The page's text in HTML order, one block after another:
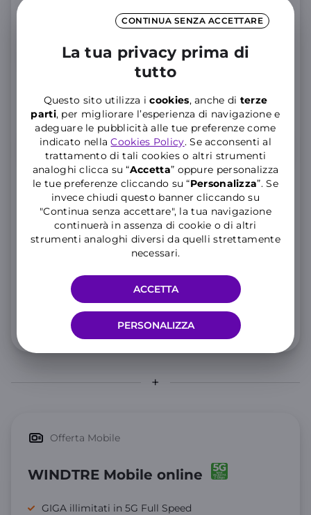
CONTINUA SENZA ACCETTARE
La tua privacy prima di
tutto
Questo sito utilizza icookies, anche di terze
parti, per migliorare l’esperienza di navigazione e
adeguare le pubblicità alle tue preferenze come
indicato nellaCookies Policy. Se acconsenti al
trattamento di tali cookies o altri strumenti
analoghi clicca su “Accetta” oppure personalizza
le tue preferenze cliccando su “Personalizza”. Se
invece chiudi questo banner cliccando su
"Continua senza accettare", la tua navigazione
continuerà in assenza di cookie o di altri
strumenti analoghi diversi da quelli strettamente
necessari.
PERSONALIZZA
ACCETTA
Memoria 256GB
256 GB 512 GB
+7,39€/mese
Rateizza con per 36 rate
29,57€
Anticipo Zero,Tan4,11% Taeg4,19%
Importo totale del credito999,90€
. Totale dovuto
1.064,52€
Dettaglio costi
WINDTRE Mobile online
Offerta Mobile
GIGA illimitati in 5G Full Speed